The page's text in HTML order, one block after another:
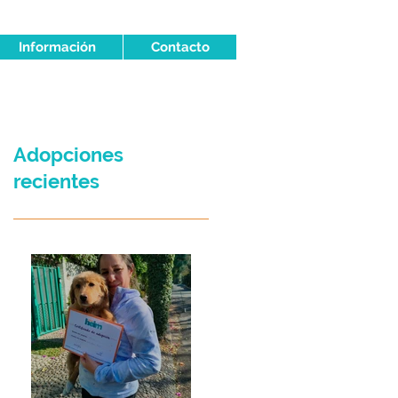
Información Contacto
Adopciones
recientes